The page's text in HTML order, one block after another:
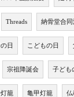
Threads 納骨堂合同
日 こどもの日
宗祖降誕会 子ども
籠 亀甲灯籠 仏